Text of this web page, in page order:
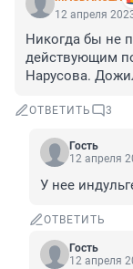
12 апреля
Никогда бы не
действующим
Нарусова.
ОТВЕТИТЬ 3
Гость
12 апреля
У нее
ОТВЕТИТЬ
Гость
12 апреля